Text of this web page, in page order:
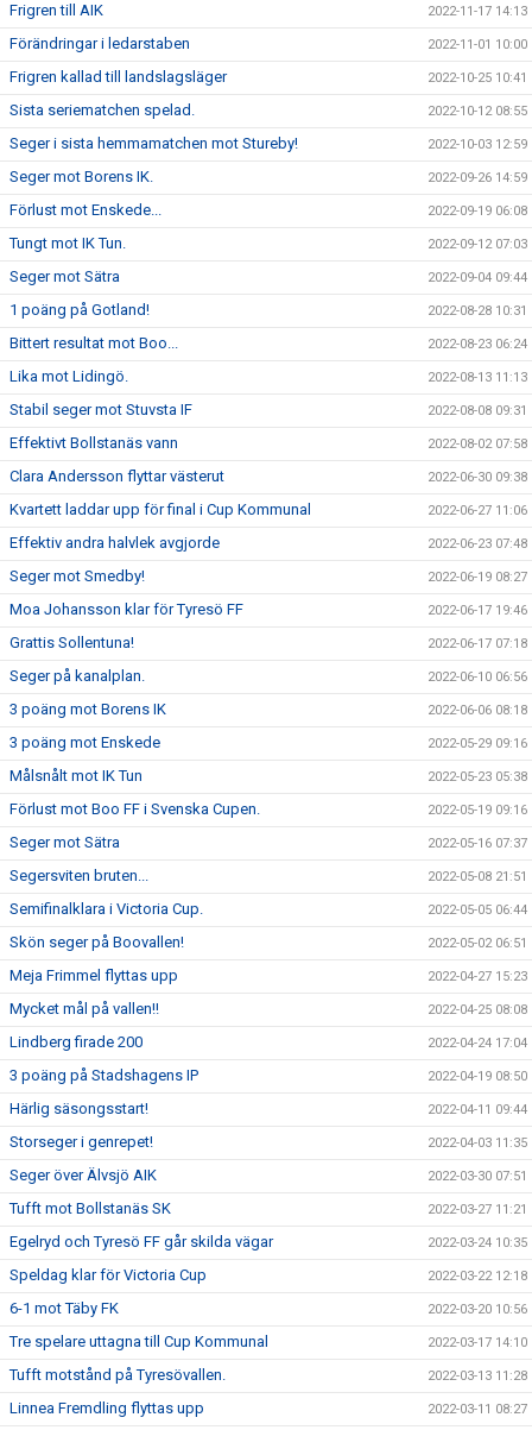
Frigren till AIK 2022-11-17 14:13
Förändringar i ledarstaben 2022-11-01 10:00
Frigren kallad till landslagsläger 2022-10-25 10:41
Sista seriematchen spelad. 2022-10-12 08:55
Seger i sista hemmamatchen mot Stureby! 2022-10-03 12:59
Seger mot Borens IK. 2022-09-26 14:59
Förlust mot Enskede... 2022-09-19 06:08
Tungt mot IK Tun. 2022-09-12 07:03
Seger mot Sätra 2022-09-04 09:44
1 poäng på Gotland! 2022-08-28 10:31
Bittert resultat mot Boo... 2022-08-23 06:24
Lika mot Lidingö. 2022-08-13 11:13
Stabil seger mot Stuvsta IF 2022-08-08 09:31
Effektivt Bollstanäs vann 2022-08-02 07:58
Clara Andersson flyttar västerut 2022-06-30 09:38
Kvartett laddar upp för final i Cup Kommunal 2022-06-27 11:06
Effektiv andra halvlek avgjorde 2022-06-23 07:48
Seger mot Smedby! 2022-06-19 08:27
Moa Johansson klar för Tyresö FF 2022-06-17 19:46
Grattis Sollentuna! 2022-06-17 07:18
Seger på kanalplan. 2022-06-10 06:56
3 poäng mot Borens IK 2022-06-06 08:18
3 poäng mot Enskede 2022-05-29 09:16
Målsnålt mot IK Tun 2022-05-23 05:38
Förlust mot Boo FF i Svenska Cupen. 2022-05-19 09:16
Seger mot Sätra 2022-05-16 07:37
Segersviten bruten... 2022-05-08 21:51
Semifinalklara i Victoria Cup. 2022-05-05 06:44
Skön seger på Boovallen! 2022-05-02 06:51
Meja Frimmel flyttas upp 2022-04-27 15:23
Mycket mål på vallen!! 2022-04-25 08:08
Lindberg firade 200 2022-04-24 17:04
3 poäng på Stadshagens IP 2022-04-19 08:50
Härlig säsongsstart! 2022-04-11 09:44
Storseger i genrepet! 2022-04-03 11:35
Seger över Älvsjö AIK 2022-03-30 07:51
Tufft mot Bollstanäs SK 2022-03-27 11:21
Egelryd och Tyresö FF går skilda vägar 2022-03-24 10:35
Speldag klar för Victoria Cup 2022-03-22 12:18
6-1 mot Täby FK 2022-03-20 10:56
Tre spelare uttagna till Cup Kommunal 2022-03-17 14:10
Tufft motstånd på Tyresövallen. 2022-03-13 11:28
Linnea Fremdling flyttas upp 2022-03-11 08:27